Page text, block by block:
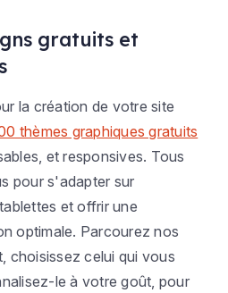
gratuits et
la création de votre site
thèmes graphiques gratuits
et responsives. Tous
pour s'adapter sur
et offrir une
optimale. Parcourez nos
choisissez celui qui vous
le à votre goût, pour